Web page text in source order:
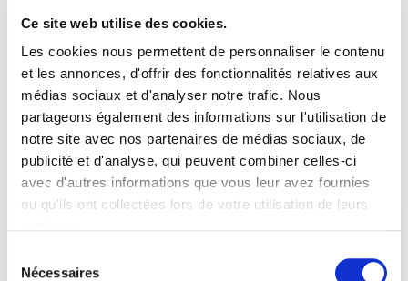
Ce site web utilise des cookies.
Les cookies nous permettent de personnaliser le contenu
et les annonces, d'offrir des fonctionnalités relatives aux
médias sociaux et d'analyser notre trafic. Nous
partageons également des informations sur l'utilisation de
notre site avec nos partenaires de médias sociaux, de
publicité et d'analyse, qui peuvent combiner celles-ci
avec d'autres informations que vous leur avez fournies
ou qu'ils ont collectées lors de votre utilisation de leurs
Nécessaires
par thématique ou sujet plutôt que de suivre l’ordre
d’information, la présentation est suffisamment aérée et
agréable à consulter.
6 juillet 2017 0 Like